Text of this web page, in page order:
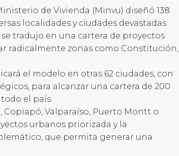
de Vivienda (Minvu) diseñó 138
localidades y ciudades devastadas
tradujo en una cartera de proyectos
radicalmente zonas como Constitución,
el modelo en otras 62 ciudades, con
para alcanzar una cartera de 200
el país.
Copiapó, Valparaíso, Puerto Montt o
urbanos priorizada y la
que permita generar una